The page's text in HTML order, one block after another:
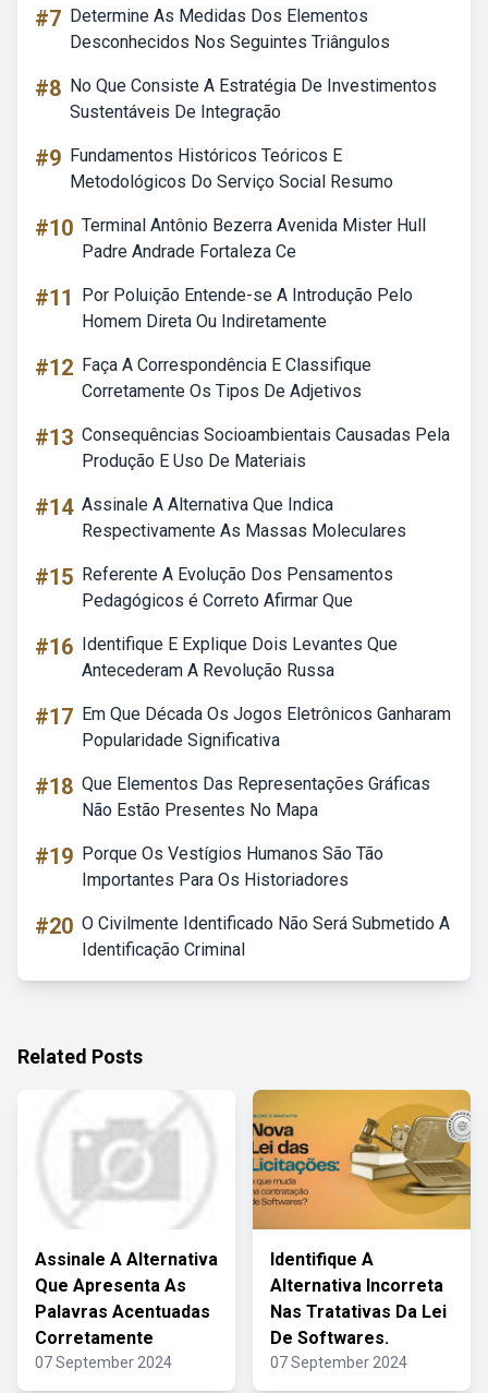
#7 Determine As Medidas Dos Elementos
Desconhecidos Nos Seguintes Triângulos
#8 No Que Consiste A Estratégia De Investimentos
Sustentáveis De Integração
#9 Fundamentos Históricos Teóricos E
Metodológicos Do Serviço Social Resumo
#10 Terminal Antônio Bezerra Avenida Mister Hull
Padre Andrade Fortaleza Ce
#11
Por Poluição Entende-se A Introdução Pelo
Homem Direta Ou Indiretamente
#12 Faça A Correspondência E Classifique
Corretamente Os Tipos De Adjetivos
#13 Consequências Socioambientais Causadas Pela
Produção E Uso De Materiais
#14 Assinale A Alternativa Que Indica
Respectivamente As Massas Moleculares
#15 Referente A Evolução Dos Pensamentos
Pedagógicos é Correto Afirmar Que
#16 Identifique E Explique Dois Levantes Que
Antecederam A Revolução Russa
#17 Em Que Década Os Jogos Eletrônicos Ganharam
Popularidade Significativa
#18 Que Elementos Das Representações Gráficas
Não Estão Presentes No Mapa
#19 Porque Os Vestígios Humanos São Tão
Importantes Para Os Historiadores
#20 O Civilmente Identificado Não Será Submetido A
Identificação Criminal
Related Posts
Assinale A Alternativa
Que Apresenta As
Palavras Acentuadas
Corretamente
07 September 2024
Identifique A
Alternativa Incorreta
Nas Tratativas Da Lei
De Softwares.
07 September 2024